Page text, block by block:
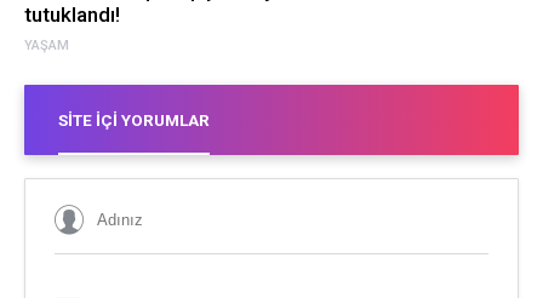
YAŞAM
tutuklandı!
SITE İÇI YORUMLAR